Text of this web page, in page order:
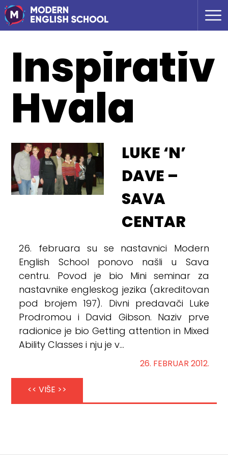
Hvala
LUKE ‘N’
DAVE –
SAVA
CENTAR
26. februara su se nastavnici Modern
English School ponovo našli u Sava
centru. Povod je bio Mini seminar za
nastavnike engleskog jezika (akreditovan
pod brojem 197). Divni predavači Luke
Prodromou i David Gibson. Naziv prve
radionice je bio Getting attention in Mixed
Ability Classes i nju je v...
26. FEBRUAR 2012.
<< VIŠE >>